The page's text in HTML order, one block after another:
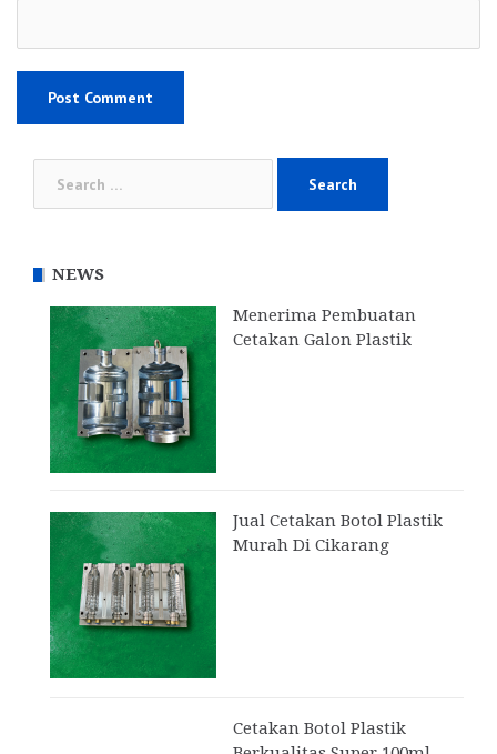
NEWS
Menerima Pembuatan
Cetakan Galon Plastik
Jual Cetakan Botol Plastik
Murah Di Cikarang
Cetakan Botol Plastik